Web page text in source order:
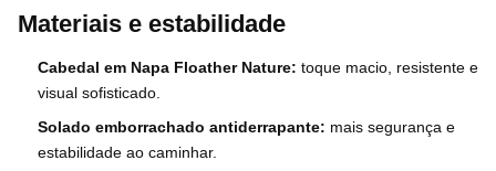
Materiais e estabilidade
Cabedal em Napa Floather Nature: toque macio, resistente e
visual sofisticado.
Solado emborrachado antiderrapante: mais segurança e
estabilidade ao caminhar.